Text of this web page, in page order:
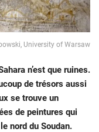
University of Warsaw
n’est que ruines.
de trésors aussi
se trouve un
de peintures qui
nord du Soudan.